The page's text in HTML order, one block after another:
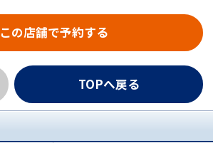
この店舗で予約する
TOPへ戻る